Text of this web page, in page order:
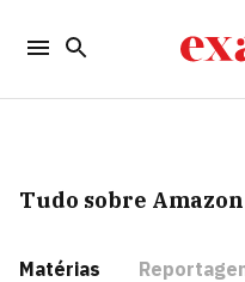
Tudo sobre Amazon
Matérias